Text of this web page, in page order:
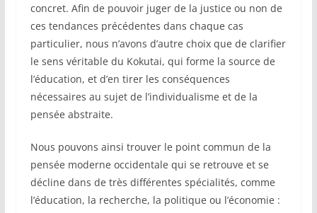
concret. Afin de pouvoir juger de la justice ou non de
ces tendances précédentes dans chaque cas
particulier, nous n’avons d’autre choix que de clarifier
le sens véritable du Kokutai, qui forme la source de
l’éducation, et d’en tirer les conséquences
nécessaires au sujet de l’individualisme et de la
pensée abstraite.
Nous pouvons ainsi trouver le point commun de la
pensée moderne occidentale qui se retrouve et se
décline dans de très différentes spécialités, comme
l’éducation, la recherche, la politique ou l’économie :